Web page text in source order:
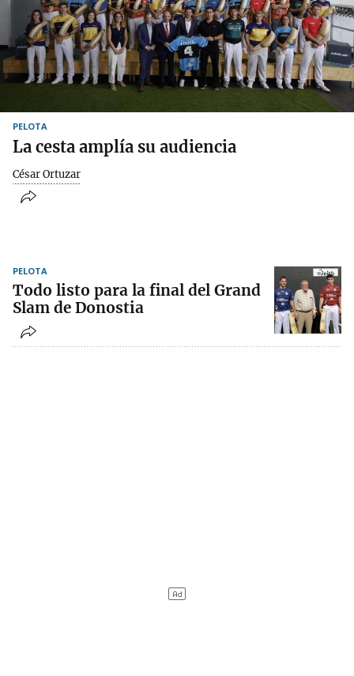
PELOTA
La cesta amplía su audiencia
César Ortuzar
PELOTA
Todo listo para la final del Grand
Slam de Donostia